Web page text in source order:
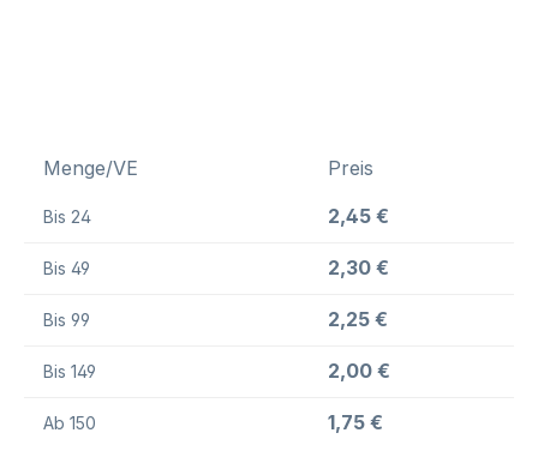
Menge/VE Preis
Bis 24 2,45 €
Bis 49 2,30 €
Bis 99 2,25 €
Bis 149 2,00 €
Ab 150 1,75 €